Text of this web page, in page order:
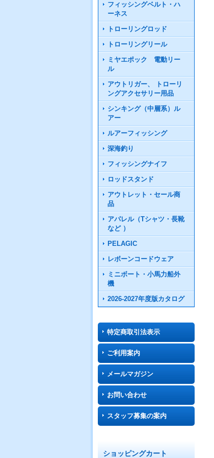
フィッシングベルト・ハ
ーネス
トローリングロッド
トローリングリール
ミヤエポック 電動リー
ル
アウトリガー、 トローリ
ングアクセサリー用品
シンキング（中層系）ル
アー
ルアーフィッシング
深海釣り
フィッシングナイフ
ロッドスタンド
アウトレット・セール商
品
アパレル（Tシャツ・長靴
など ）
PELAGIC
レボーンコードウェア
ミニボート・小馬力船外
機
2026-2027年度版カタログ
特定商取引法表示
ご利用案内
メールマガジン
お問い合わせ
スタッフ募集の案内
ショッピングカート